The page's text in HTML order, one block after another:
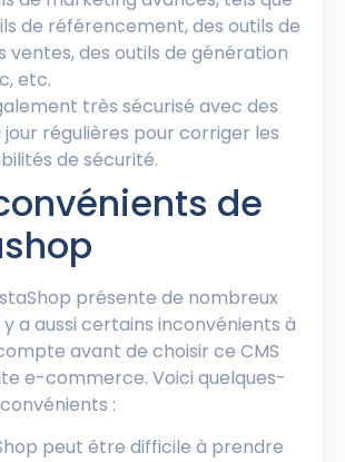
de référencement, des outils de
ventes, des outils de génération
etc.
très sécurisé avec des
jour régulières pour corriger les
de sécurité.
de
présente de nombreux
a aussi certains inconvénients à
avant de choisir ce CMS
e-commerce. Voici quelques-
:
peut être difficile à prendre